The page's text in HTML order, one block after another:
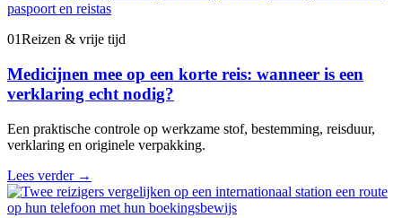
01Reizen & vrije tijd
Medicijnen mee op een korte reis: wanneer is een
verklaring echt nodig?
Een praktische controle op werkzame stof, bestemming, reisduur,
verklaring en originele verpakking.
Lees verder →